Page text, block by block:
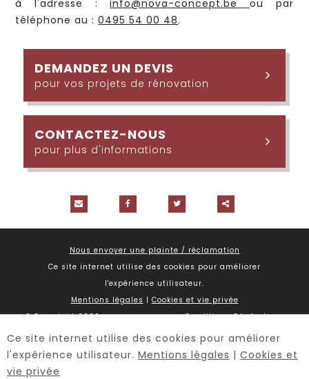
à l'adresse :info@nova-concept.be ou par
téléphone au :0495 54 00 48.
DEMANDEZ UN DEVIS
pour vos projets de rénovation
CONTACTEZ-NOUS
pour plus d'informations
contenu
Nous envoyer une plainte / réclamation
Ce site internet utilise des cookies pour améliorer
l'expérience utilisateur.
Mentions légales | Cookies et vie privée
© Copyright 2026 -Nova Concept-Conditions Générales-
Demander un devis
Conditions d’utilisation du site web et protection des
Ce site internet utilise des cookies pour améliorer
l'expérience utilisateur. Mentions légales | Cookies et
vie privée